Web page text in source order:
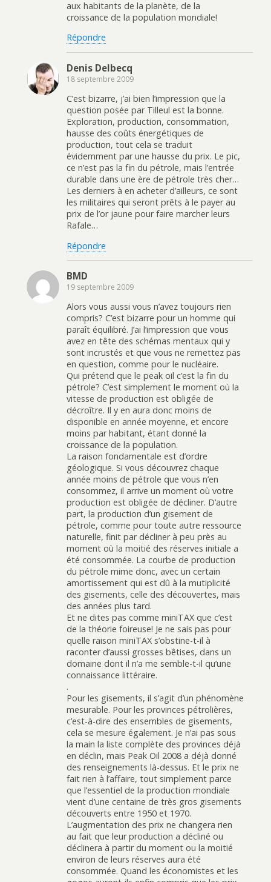
aux habitants de la planète, de la
croissance de la population mondiale!
Répondre
Denis Delbecq
18 septembre 2009
C’est bizarre, j’ai bien l’impression que la
question posée par Tilleul est la bonne.
Exploration, production, consommation,
hausse des coûts énergétiques de
production, tout cela se traduit
évidemment par une hausse du prix. Le pic,
ce n’est pas la fin du pétrole, mais l’entrée
durable dans une ère de pétrole très cher…
Les derniers à en acheter d’ailleurs, ce sont
les militaires qui seront prêts à le payer au
prix de l’or jaune pour faire marcher leurs
Rafale…
Répondre
BMD
19 septembre 2009
Alors vous aussi vous n’avez toujours rien
compris? C’est bizarre pour un homme qui
paraît équilibré. J’ai l’impression que vous
avez en tête des schémas mentaux qui y
sont incrustés et que vous ne remettez pas
en question, comme pour le nucléaire.
Qui prétend que le peak oil c’est la fin du
pétrole? C’est simplement le moment où la
vitesse de production est obligée de
décroître. Il y en aura donc moins de
disponible en année moyenne, et encore
moins par habitant, étant donné la
croissance de la population.
La raison fondamentale est d’ordre
géologique. Si vous découvrez chaque
année moins de pétrole que vous n’en
consommez, il arrive un moment où votre
production est obligée de décliner. D’autre
part, la production d’un gisement de
pétrole, comme pour toute autre ressource
naturelle, finit par décliner à peu près au
moment où la moitié des réserves initiale a
été consommée. La courbe de production
du pétrole mime donc, avec un certain
amortissement qui est dû à la mutiplicité
des gisements, celle des découvertes, mais
des années plus tard.
Et ne dites pas comme miniTAX que c’est
de la théorie foireuse! Je ne sais pas pour
quelle raison miniTAX s’obstine-t-il à
raconter d’aussi grosses bêtises, dans un
domaine dont il n’a me semble-t-il qu’une
connaissance littéraire.
.
Pour les gisements, il s’agit d’un phénomène
mesurable. Pour les provinces pétrolières,
c’est-à-dire des ensembles de gisements,
cela se mesure également. Je n’ai pas sous
la main la liste complète des provinces déjà
en déclin, mais Peak Oil 2008 a déjà donné
des renseignements là-dessus. Et le prix ne
fait rien à l’affaire, tout simplement parce
que l’essentiel de la production mondiale
vient d’une centaine de très gros gisements
découverts entre 1950 et 1970.
L’augmentation des prix ne changera rien
au fait que leur production a décliné ou
déclinera à partir du moment ou la moitié
environ de leurs réserves aura été
consommée. Quand les économistes et les